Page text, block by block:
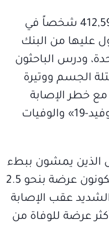
شملت الدراسة بيانات 412,596 شخصاً في
عليها من البنك
ودرس الباحثون
الجسم ووتيرة
مع خطر الإصابة
بالحالات الشديدة من «كوفيد-19» والوفيات
الذين يمشون ببطء
من ذوي الوزن الطبيعي يكونون عرضة بنحو 2.5
الشديد عقب الإصابة
19»، و 3.75 مرة أكثر عرضة للوفاة من